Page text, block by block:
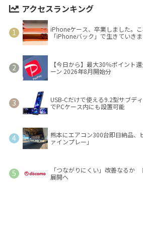
アクセスランキング
iPhoneケース、卒業しました。
「iPhoneバック」で生きていきま
【今日から】最大30％ポイント
ーン 2026年8月開始分
USB-Cだけで使える9.2型サブデ
でPCケース内にも設置可能
熊本にエアコン300台即日納品、
ァインプレー」
「つながりにくい」改善なるか
展開へ